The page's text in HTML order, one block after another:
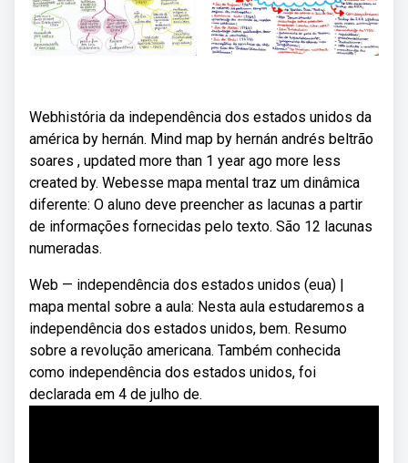
Webhistória da independência dos estados unidos da
américa by hernán. Mind map by hernán andrés beltrão
soares , updated more than 1 year ago more less
created by. Webesse mapa mental traz um dinâmica
diferente: O aluno deve preencher as lacunas a partir
de informações fornecidas pelo texto. São 12 lacunas
numeradas.
Web — independência dos estados unidos (eua) |
mapa mental sobre a aula: Nesta aula estudaremos a
independência dos estados unidos, bem. Resumo
sobre a revolução americana. Também conhecida
como independência dos estados unidos, foi
declarada em 4 de julho de.